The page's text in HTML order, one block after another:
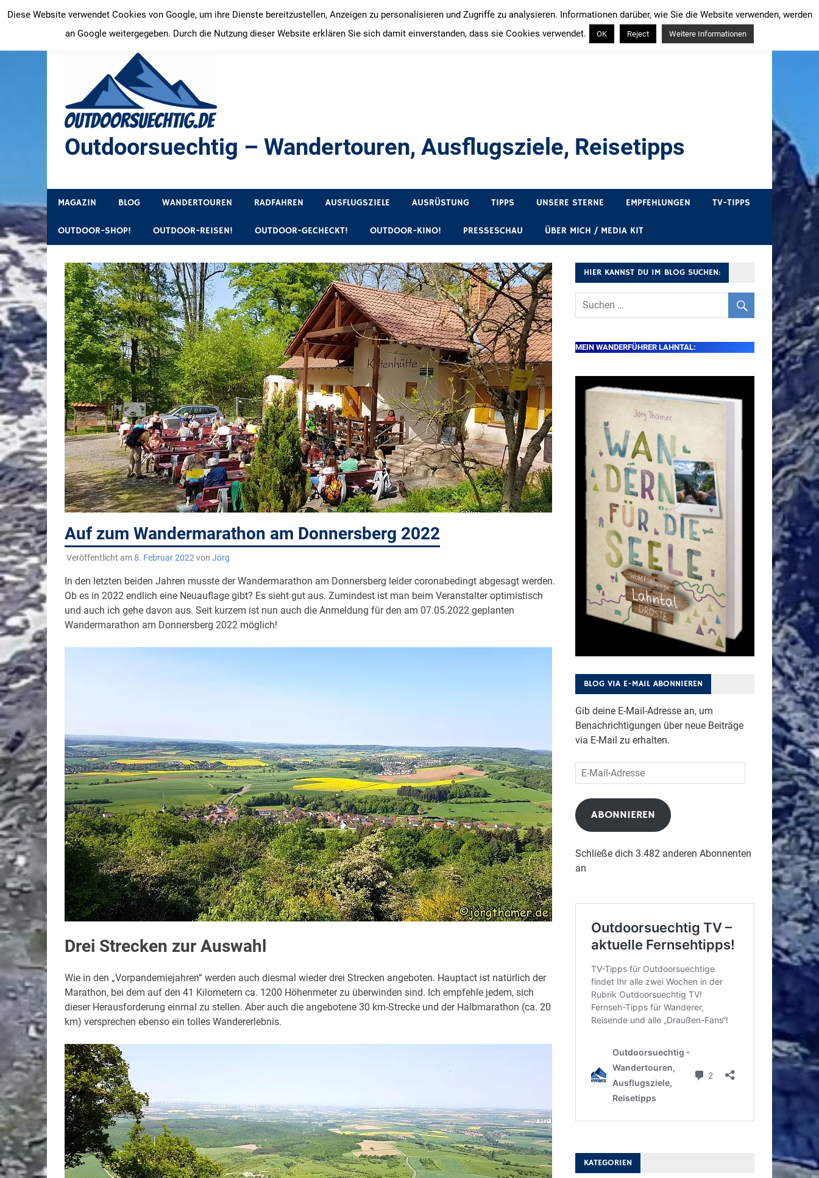
Inhalt
springen
Outdoorsuechtig – Wandertouren, Ausflugsziele, Reisetipps
MAGAZIN BLOG WANDERTOUREN RADFAHREN AUSFLUGSZIELE AUSRÜSTUNG TIPPS UNSERE STERNE EMPFEHLUNGEN TV-TIPPS
OUTDOOR-SHOP! OUTDOOR-REISEN! OUTDOOR-GECHECKT! OUTDOOR-KINO! PRESSESCHAU ÜBER MICH / MEDIA KIT
Auf zum Wandermarathon am Donnersberg 2022
Veröffentlicht am8. Februar 2022 von Jörg
In den letzten beiden Jahren musste der Wandermarathon am Donnersberg leider coronabedingt abgesagt werden.
Ob es in 2022 endlich eine Neuauflage gibt? Es sieht gut aus. Zumindest ist man beim Veranstalter optimistisch
und auch ich gehe davon aus. Seit kurzem ist nun auch die Anmeldung für den am 07.05.2022 geplanten
Wandermarathon am Donnersberg 2022 möglich!
Drei Strecken zur Auswahl
Wie in den „Vorpandemiejahren“ werden auch diesmal wieder drei Strecken angeboten. Hauptact ist natürlich der
Marathon, bei dem auf den 41 Kilometern ca. 1200 Höhenmeter zu überwinden sind. Ich empfehle jedem, sich
dieser Herausforderung einmal zu stellen. Aber auch die angebotene 30 km-Strecke und der Halbmarathon (ca. 20
km) versprechen ebenso ein tolles Wandererlebnis.
HIER KANNST DU IM BLOG SUCHEN:
MEIN WANDERFÜHRER LAHNTAL:
BLOG VIA E-MAIL ABONNIEREN
Gib deine E-Mail-Adresse an, um
Benachrichtigungen über neue Beiträge
via E-Mail zu erhalten.
E-
Mail-
Adresse
ABONNIEREN
Schließe dich 3.482 anderen Abonnenten
an
KATEGORIEN
Diese Website verwendet Cookies von Google, um ihre Dienste bereitzustellen, Anzeigen zu personalisieren und Zugriffe zu analysieren. Informationen darüber, wie Sie die Website verwenden, werden
an Google weitergegeben. Durch die Nutzung dieser Website erklären Sie sich damit einverstanden, dass sie Cookies verwendet.
OK Reject Weitere Informationen